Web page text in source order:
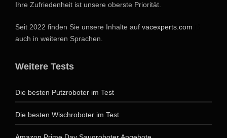
Ihre Zufriedenheit ist unsere oberste Priorität.
Seit 2022 finden Sie unsere Inhalte auf vacexperts.com
auch in weiteren Sprachen.
Weitere Tests
Die besten Putzroboter im Test
Die besten Wischroboter im Test